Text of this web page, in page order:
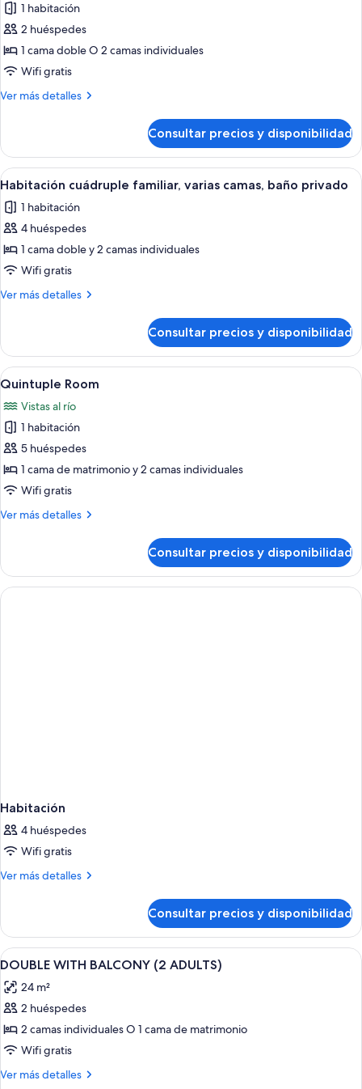
privado
fotos
de
Habitación
doble
1 habitación
2 huéspedes
1 cama doble O 2 camas individuales
Wifi gratis
Ver más detalles
Más
doble
Consultar precios y disponibilidad
Abrir
todas
las
fotos
de
Habitación
cuádruple
camas,
baño
privado
Una habitación de hotel moderna
5
Habitación cuádruple familiar, varias camas, baño privado
1 habitación
4 huéspedes
1 cama doble y 2 camas individuales
Wifi gratis
Ver más detalles
Más
cuádruple
familiar,
varias
baño
privado
Consultar precios y disponibilidad
Abrir
todas
las
fotos
de
Quintuple
Room
Habitación de hotel con dos camas,
5
Quintuple Room
Vistas al río
1 habitación
5 huéspedes
1 cama de matrimonio y 2 camas individuales
Wifi gratis
Ver más detalles
Más
Room
Consultar precios y disponibilidad
Habitación
4 huéspedes
Wifi gratis
Ver más detalles
Más
Consultar precios y disponibilidad
Abrir
todas
las
fotos
de
DOUBLE
WITH
Ropa de cama de alta calidad,
2
DOUBLE WITH BALCONY (2 ADULTS)
24 m²
2 huéspedes
2 camas individuales O 1 cama de matrimonio
Wifi gratis
Ver más detalles
Más